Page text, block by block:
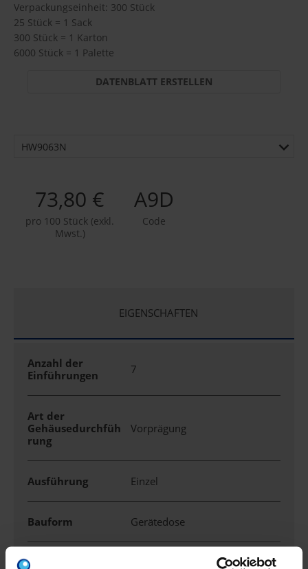
Verpackungseinheit: 300 Stück
25 Stück = 1 Sack
300 Stück = 1 Karton
6000 Stück = 1 Palette
DATENBLATT ERSTELLEN
HW9063N
73,80 €
pro 100 Stück (exkl.
Mwst.)
A9D
Code
EIGENSCHAFTEN
Anzahl der
Einführungen
7
Art der
Gehäusedurchfüh
rung
Vorprägung
Ausführung Einzel
Bauform Gerätedose
Befestigung der